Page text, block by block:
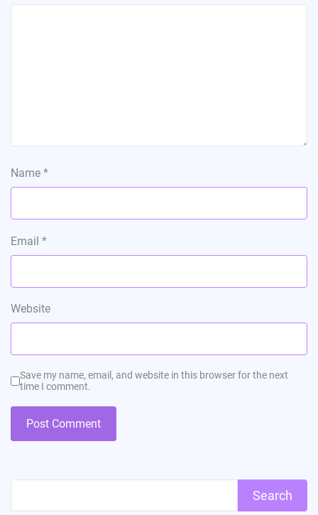
Name *
Email *
Website
Save my name, email, and website in this browser for the next
time I comment.
Search